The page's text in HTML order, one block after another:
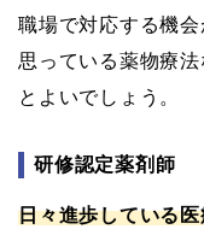
職場で対応する機
思っている薬物療
とよいでしょう。
研修認定薬剤師
日々進歩している